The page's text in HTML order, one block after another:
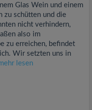
Glas Wein und einem
zu schütten und die
nicht verhindern,
also im
zu erreichen, befindet
Wir setzten uns in
lesen